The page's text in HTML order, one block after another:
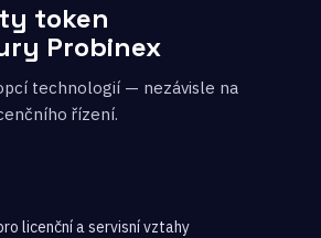
token
Probinex
technologií — nezávisle na
řízení.
licenční a servisní vztahy